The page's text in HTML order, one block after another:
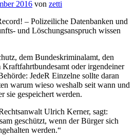
2016 von zetti
– Polizeiliche Datenbanken und
und Löschungsanspruch wissen
dem Bundeskriminalamt, den
oder irgendeiner
JedeR Einzelne sollte daran
warum wieso weshalb seit wann und
sie gespeichert werden.
Ulrich Kerner, sagt:
geschützt, wenn der Bürger sich
werden.“